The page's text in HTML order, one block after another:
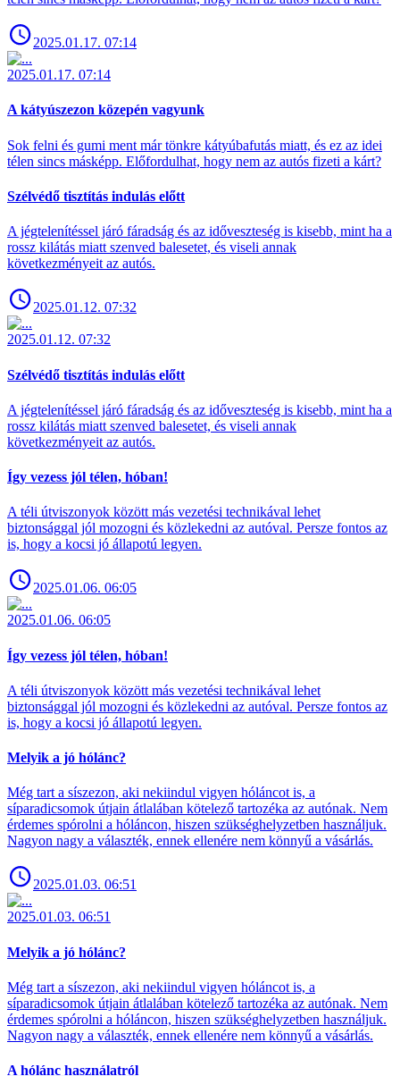
2025.01.17. 07:14
2025.01.17. 07:14
A kátyúszezon közepén vagyunk
Sok felni és gumi ment már tönkre kátyúbafutás miatt, és ez az idei
télen sincs másképp. Előfordulhat, hogy nem az autós fizeti a kárt?
Szélvédő tisztítás indulás előtt
A jégtelenítéssel járó fáradság és az időveszteség is kisebb, mint ha a
rossz kilátás miatt szenved balesetet, és viseli annak
következményeit az autós.
2025.01.12. 07:32
2025.01.12. 07:32
Szélvédő tisztítás indulás előtt
A jégtelenítéssel járó fáradság és az időveszteség is kisebb, mint ha a
rossz kilátás miatt szenved balesetet, és viseli annak
következményeit az autós.
Így vezess jól télen, hóban!
A téli útviszonyok között más vezetési technikával lehet
biztonsággal jól mozogni és közlekedni az autóval. Persze fontos az
is, hogy a kocsi jó állapotú legyen.
2025.01.06. 06:05
2025.01.06. 06:05
Így vezess jól télen, hóban!
A téli útviszonyok között más vezetési technikával lehet
biztonsággal jól mozogni és közlekedni az autóval. Persze fontos az
is, hogy a kocsi jó állapotú legyen.
Melyik a jó hólánc?
Még tart a síszezon, aki nekiindul vigyen hóláncot is, a
síparadicsomok útjain átlalában kötelező tartozéka az autónak. Nem
érdemes spórolni a hóláncon, hiszen szükséghelyzetben használjuk.
Nagyon nagy a választék, ennek ellenére nem könnyű a vásárlás.
2025.01.03. 06:51
2025.01.03. 06:51
Melyik a jó hólánc?
Még tart a síszezon, aki nekiindul vigyen hóláncot is, a
síparadicsomok útjain átlalában kötelező tartozéka az autónak. Nem
érdemes spórolni a hóláncon, hiszen szükséghelyzetben használjuk.
Nagyon nagy a választék, ennek ellenére nem könnyű a vásárlás.
A hólánc használatról